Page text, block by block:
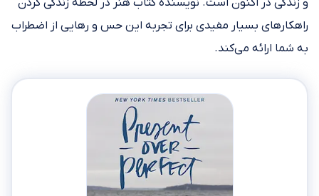
راهکارهای بسیار مفیدی برای تجربه این حس و رهایی از اضطراب
به شما ارائه می‌کند.